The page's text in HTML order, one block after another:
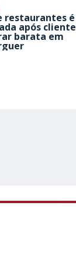
restaurantes é
após cliente
barata em